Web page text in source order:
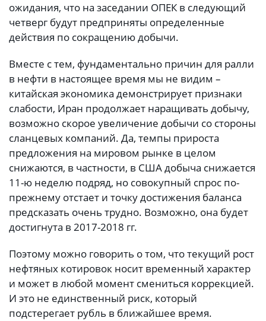
ожидания, что на заседании ОПЕК в следующий
четверг будут предприняты определенные
действия по сокращению добычи.
Вместе с тем, фундаментально причин для ралли
в нефти в настоящее время мы не видим –
китайская экономика демонстрирует признаки
слабости, Иран продолжает наращивать добычу,
возможно скорое увеличение добычи со стороны
сланцевых компаний. Да, темпы прироста
предложения на мировом рынке в целом
снижаются, в частности, в США добыча снижается
11-ю неделю подряд, но совокупный спрос по-
прежнему отстает и точку достижения баланса
предсказать очень трудно. Возможно, она будет
достигнута в 2017-2018 гг.
Поэтому можно говорить о том, что текущий рост
нефтяных котировок носит временный характер
и может в любой момент смениться коррекцией.
И это не единственный риск, который
подстерегает рубль в ближайшее время.